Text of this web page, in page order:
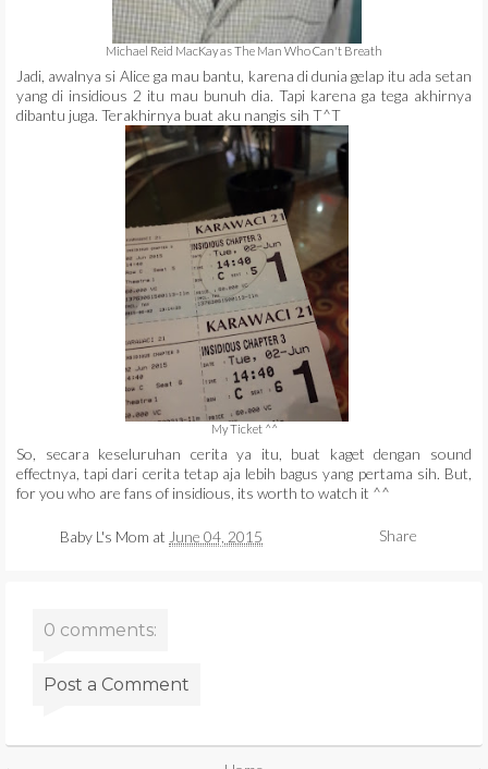
Michael Reid MacKay as The Man Who Can't Breath
Jadi, awalnya si Alice ga mau bantu, karena di dunia gelap itu ada setan
yang di insidious 2 itu mau bunuh dia. Tapi karena ga tega akhirnya
dibantu juga. Terakhirnya buat aku nangis sih T^T
My Ticket ^^
So, secara keseluruhan cerita ya itu, buat kaget dengan sound
effectnya, tapi dari cerita tetap aja lebih bagus yang pertama sih. But,
for you who are fans of insidious, its worth to watch it ^^
Baby L's Mom at June 04, 2015 Share
0 comments:
Post a Comment